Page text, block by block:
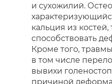
и сухожилий.
кальция из
способствовать
Кроме того,
в том числе
вывихи
причиной